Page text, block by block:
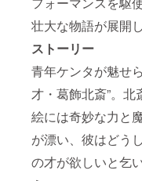
壮大な物語が展開し
ストーリー
青年ケンタが魅せ
才・葛飾北斎”。北
絵には奇妙な力と
が漂い、彼はどう
の才が欲しいと乞